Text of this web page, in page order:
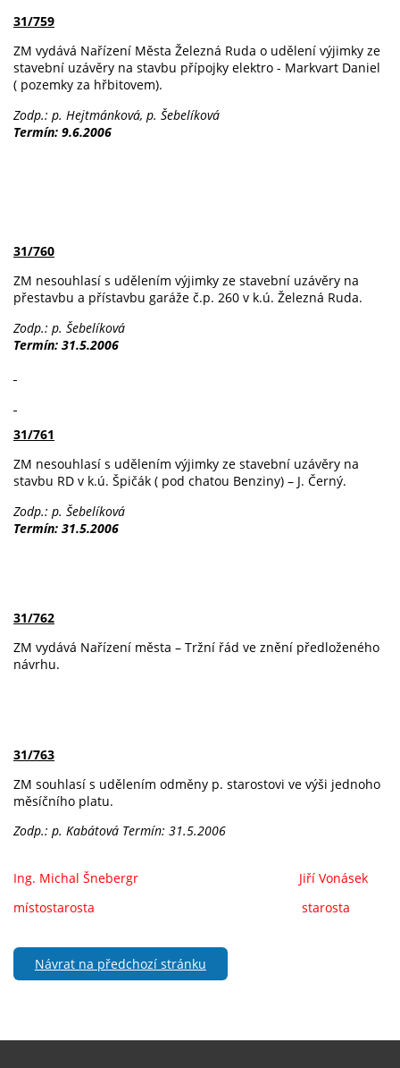
31/759
ZM vydává Nařízení Města Železná Ruda o udělení výjimky ze
stavební uzávěry na stavbu přípojky elektro - Markvart Daniel
( pozemky za hřbitovem).
Zodp.: p. Hejtmánková, p. Šebelíková
Termín: 9.6.2006
31/760
ZM nesouhlasí s udělením výjimky ze stavební uzávěry na
přestavbu a přístavbu garáže č.p. 260 v k.ú. Železná Ruda.
Zodp.: p. Šebelíková
Termín: 31.5.2006
31/761
ZM nesouhlasí s udělením výjimky ze stavební uzávěry na
stavbu RD v k.ú. Špičák ( pod chatou Benziny) – J. Černý.
Zodp.: p. Šebelíková
Termín: 31.5.2006
31/762
ZM vydává Nařízení města – Tržní řád ve znění předloženého
návrhu.
31/763
ZM souhlasí s udělením odměny p. starostovi ve výši jednoho
měsíčního platu.
Zodp.: p. Kabátová Termín: 31.5.2006
Ing. Michal Šnebergr Jiří Vonásek
místostarosta starosta
Návrat na předchozí stránku